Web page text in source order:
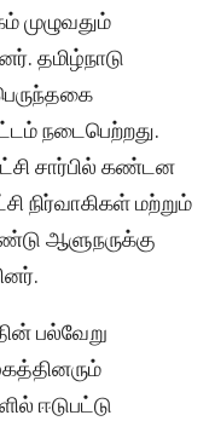
முழுவதும்
தமிழ்நாடு
நடைபெற்றது.
சார்பில் கண்டன
நிர்வாகிகள் மற்றும்
ஆளுநருக்கு
பல்வேறு
ஈடுபட்டு